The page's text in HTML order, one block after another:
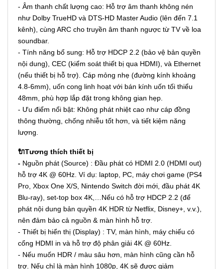
- Âm thanh chất lượng cao: Hỗ trợ âm thanh không nén
như Dolby TrueHD và DTS-HD Master Audio (lên đến 7.1
kênh), cùng ARC cho truyền âm thanh ngược từ TV về loa
soundbar.
- Tính năng bổ sung: Hỗ trợ HDCP 2.2 (bảo vệ bản quyền
nội dung), CEC (kiểm soát thiết bị qua HDMI), và Ethernet
(nếu thiết bị hỗ trợ). Cáp mỏng nhẹ (đường kính khoảng
4.8-6mm), uốn cong linh hoạt với bán kính uốn tối thiểu
48mm, phù hợp lắp đặt trong không gian hẹp.
- Ưu điểm nổi bật: Không phát nhiệt cao như cáp đồng
thông thường, chống nhiễu tốt hơn, và tiết kiệm năng
lượng.
🔌Tương thích thiết bị
- Nguồn phát (Source) : Đầu phát có HDMI 2.0 (HDMI out)
hỗ trợ 4K @ 60Hz. Ví dụ: laptop, PC, máy chơi game (PS4
Pro, Xbox One X/S, Nintendo Switch đời mới, đầu phát 4K
Blu-ray), set-top box 4K,…Nếu có hỗ trợ HDCP 2.2 (để
phát nội dung bản quyền 4K HDR từ Netflix, Disney+, v.v.),
nên đảm bảo cả nguồn & màn hình hỗ trợ.
- Thiết bị hiển thị (Display) : TV, màn hình, máy chiếu có
cổng HDMI in và hỗ trợ độ phân giải 4K @ 60Hz.
- Nếu muốn HDR / màu sâu hơn, màn hình cũng cần hỗ
trợ. Nếu chỉ là màn hình 1080p, 4K sẽ được giảm